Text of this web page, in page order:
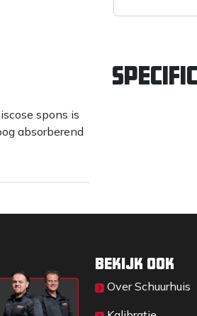
spons is
absorberend
Bekijk ook
Over Sc​huurhuis